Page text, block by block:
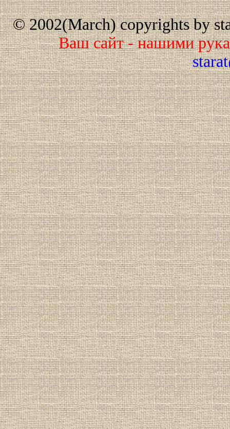
© 2002(March) copyrights by
Ваш сайт - нашими